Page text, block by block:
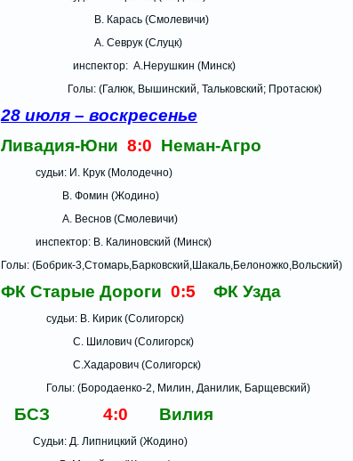
В. Карась (Смолевичи)
А. Севрук (Слуцк)
инспектор: А.Нерушкин (Минск)
Голы: (Галюк, Вышинский, Тальковский; Протасюк)
28 июля – воскресенье
Ливадия-Юни 8:0 Неман-Агро
судьи: И. Крук (Молодечно)
В. Фомин (Жодино)
А. Веснов (Смолевичи)
инспектор: В. Калиновский (Минск)
Голы: (Бобрик-3,Стомарь,Барковский,Шакаль,Белоножко,Вольский)
ФК Старые Дороги 0:5 ФК Узда
судьи: В. Кирик (Солигорск)
С. Шилович (Солигорск)
С.Хадарович (Солигорск)
Голы: (Бородаенко-2, Милин, Данилик, Барщевский)
БСЗ 4:0 Вилия
Судьи: Д. Липницкий (Жодино)